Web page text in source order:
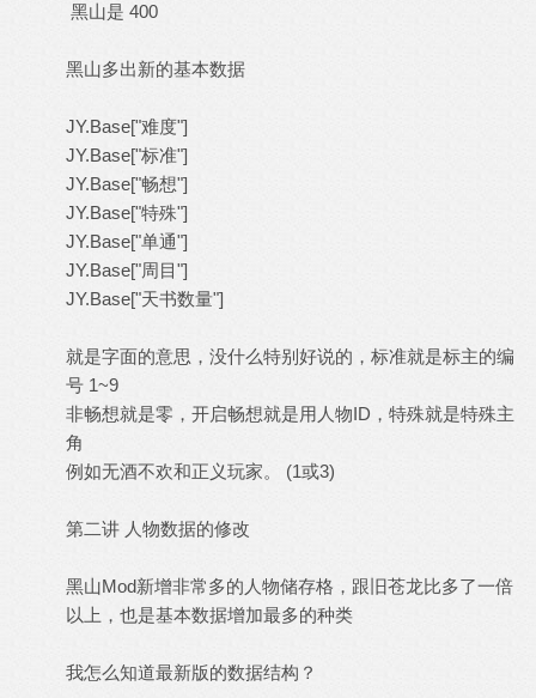
黑山是 400
黑山多出新的基本数据
JY.Base["难度"]
JY.Base["标准"]
JY.Base["畅想"]
JY.Base["特殊"]
JY.Base["单通"]
JY.Base["周目"]
JY.Base["天书数量"]
就是字面的意思，没什么特别好说的，标准就是标主的编
号 1~9
非畅想就是零，开启畅想就是用人物ID，特殊就是特殊主
角
例如无酒不欢和正义玩家。 (1或3)
第二讲 人物数据的修改
黑山Mod新增非常多的人物储存格，跟旧苍龙比多了一倍
以上，也是基本数据增加最多的种类
我怎么知道最新版的数据结构？